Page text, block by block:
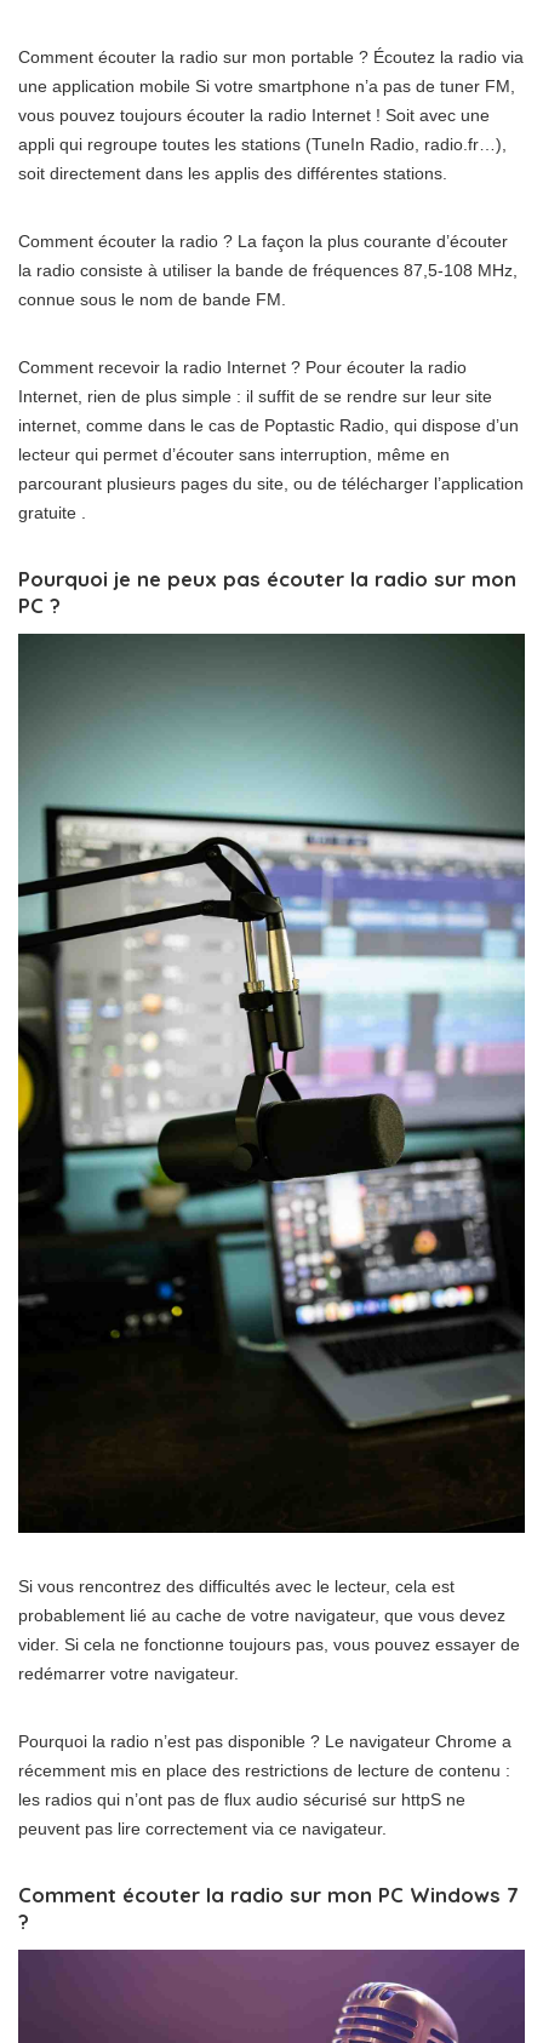
Comment écouter la radio sur mon portable ? Écoutez la radio via
une application mobile Si votre smartphone n’a pas de tuner FM,
vous pouvez toujours écouter la radio Internet ! Soit avec une
appli qui regroupe toutes les stations (TuneIn Radio, radio.fr…),
soit directement dans les applis des différentes stations.
Comment écouter la radio ? La façon la plus courante d’écouter
la radio consiste à utiliser la bande de fréquences 87,5-108 MHz,
connue sous le nom de bande FM.
Comment recevoir la radio Internet ? Pour écouter la radio
Internet, rien de plus simple : il suffit de se rendre sur leur site
internet, comme dans le cas de Poptastic Radio, qui dispose d’un
lecteur qui permet d’écouter sans interruption, même en
parcourant plusieurs pages du site, ou de télécharger l’application
gratuite .
Pourquoi je ne peux pas écouter la radio sur mon
PC ?
Si vous rencontrez des difficultés avec le lecteur, cela est
probablement lié au cache de votre navigateur, que vous devez
vider. Si cela ne fonctionne toujours pas, vous pouvez essayer de
redémarrer votre navigateur.
Pourquoi la radio n’est pas disponible ? Le navigateur Chrome a
récemment mis en place des restrictions de lecture de contenu :
les radios qui n’ont pas de flux audio sécurisé sur httpS ne
peuvent pas lire correctement via ce navigateur.
Comment écouter la radio sur mon PC Windows 7
?